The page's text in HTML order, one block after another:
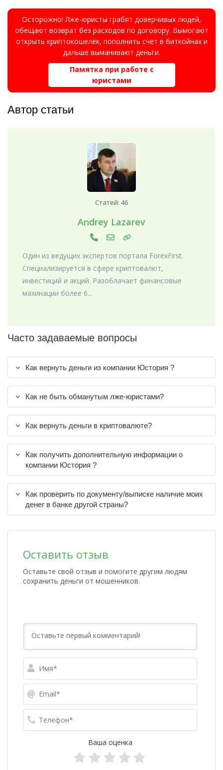
Осторожно! Лже-юристы грабят доверчивых людей,
обещают возврат без расходов по договору. Вымогают
открыть криптокошелёк, пополнить счёт в биткойнах и
дальше выманивают деньги.
Памятка при работе с
юристами
Автор статьи
Статей: 46
Andrey Lazarev
Один из ведущих экспертов портала ForexFirst.
Специализируется в сфере криптовалют,
инвестиций и акций. Разоблачает финансовые
махинации более 6...
Часто задаваемые вопросы
Как вернуть деньги из компании Юстория ?
Как не быть обманутым лже-юристами?
Как вернуть деньги в криптовалюте?
Как получить дополнительную информации о
компании Юстория ?
Как проверить по документу/выписке наличие моих
денег в банке другой страны?
Оставить отзыв
Оставьте свой отзыв и помогите другим людям
сохранить деньги от мошенников.
Ваша оценка